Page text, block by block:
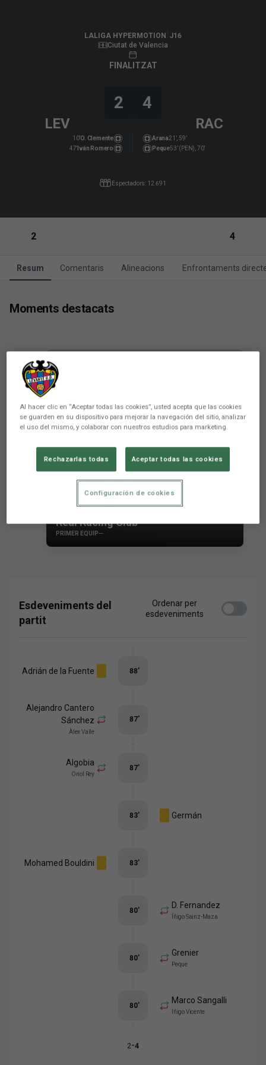
LALIGA HYPERMOTION J16
Ciutat de Valencia
FINALITZAT
LEV
2 4
RAC
10’O. Clemente
47’ Iván Romero
21’, 59’
Arana
53’ (PEN), 70’
Peque
Espectadors: 12.691
2 4
Resum Comentaris Alineacions Enfrontaments
Moments destacats
El Levante UD no aconsegueix
aprofitar el seu avantatge davant el
Real Racing Club
PRIMER EQUIP
Esdeveniments del
partit
Ordenar per
esdeveniments
Adrián de la Fuente 88’
Alejandro Cantero
Sánchez
Àlex Valle
87’
Algobia
Oriol Rey
87’
Germán
83’
Mohamed Bouldini 83’
D. Fernandez
Íñigo Sainz-Maza
80’
Grenier
Peque
80’
Marco Sangalli
Iñigo Vicente
80’
2-4
Al hacer clic en “Aceptar todas las cookies”, usted acepta que las cookies
se guarden en su dispositivo para mejorar la navegación del sitio, analizar
el uso del mismo, y colaborar con nuestros estudios para marketing.
Rechazarlas todas Aceptar todas las cookies
Configuración de cookies